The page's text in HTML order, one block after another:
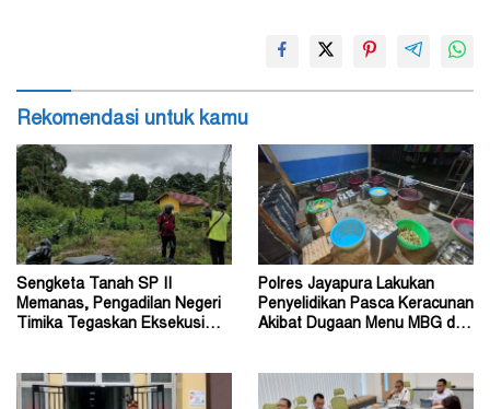
Rekomendasi untuk kamu
Sengketa Tanah SP II
Memanas, Pengadilan Negeri
Timika Tegaskan Eksekusi
Polres Jayapura Lakukan
Penyelidikan Pasca Keracunan
Akibat Dugaan Menu MBG di